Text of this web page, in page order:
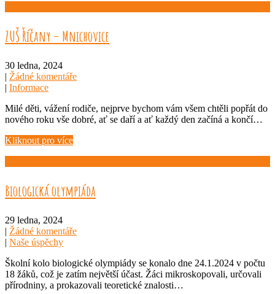
ZUŠ Říčany – Mnichovice
30 ledna, 2024
| Žádné komentáře
| Informace
Milé děti, vážení rodiče, nejprve bychom vám všem chtěli popřát do
nového roku vše dobré, ať se daří a ať každý den začíná a končí…
Kliknout pro více
Biologická olympiáda
29 ledna, 2024
| Žádné komentáře
| Naše úspěchy
Školní kolo biologické olympiády se konalo dne 24.1.2024 v počtu
18 žáků, což je zatím největší účast. Žáci mikroskopovali, určovali
přírodniny, a prokazovali teoretické znalosti…